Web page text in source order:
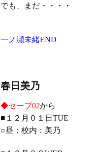
でも、まだ・・・・
一ノ瀬未緒END
春日美乃
◆セーブ02から
■１２月０１日TUE
○昼：校内：美乃